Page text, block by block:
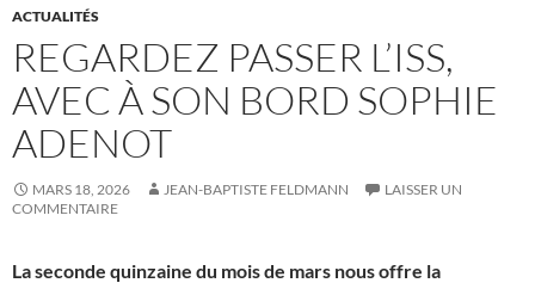
ACTUALITÉS
REGARDEZ PASSER L’ISS,
AVEC À SON BORD SOPHIE
ADENOT
MARS 18, 2026 JEAN-BAPTISTE FELDMANN
LAISSER UN
COMMENTAIRE
La seconde quinzaine du mois de mars nous offre la